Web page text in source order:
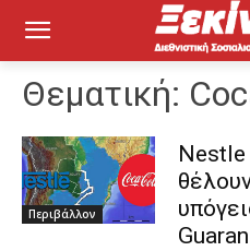
Θεματική:
Περιβάλλον
Nestle